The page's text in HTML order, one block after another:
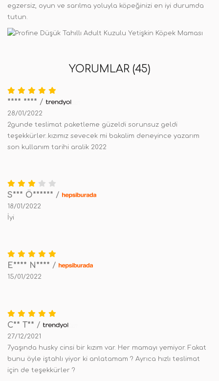
egzersiz, oyun ve sarılma yoluyla köpeğinizi en iyi durumda
tutun.
YORUMLAR (45)
**** **** /
28/01/2022
2gunde teslimat paketleme güzeldi sorunsuz geldi
teşekkürler..kızımız sevecek mi bakalim deneyince yazarım
son kullanım tarihi aralik 2022
S*** Ö****** /
18/01/2022
İyi
E**** N**** /
15/01/2022
C** T** /
27/12/2021
7yaşında husky cinsi bir kızım var. Her mamayı yemiyor. Fakat
bunu öyle iştahlı yiyor ki anlatamam ? Ayrıca hızlı teslimat
için de teşekkürler ?